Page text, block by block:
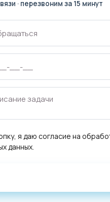
· перезвоним за 15 минут
я даю согласие на
данных.